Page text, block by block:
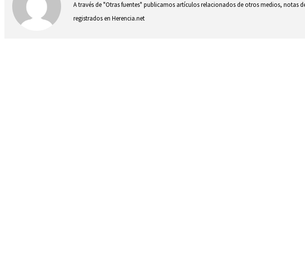
A través de "Otras fuentes" publicamos artículos relacionados de otros medios, notas
registrados en Herencia.net